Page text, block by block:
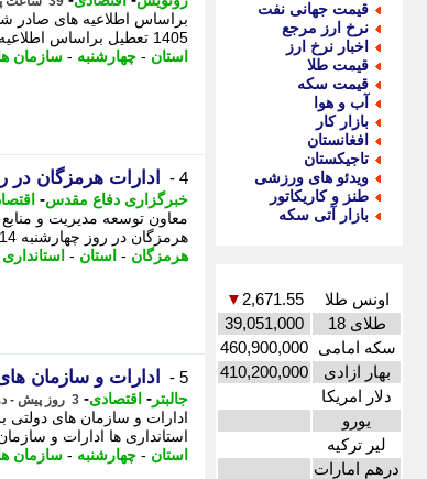
قیمت جهانی نفت
نرخ ارز مرجع
اخبار نرخ ارز
قیمت طلا
قیمت سکه
آب و هوا
بازار کار
افغانستان
تاجیکستان
ویدئو های ورزشی
طنز و کاریکاتور
بازار آتی سکه
اونس طلا 2,671.55
▼
طلای 18
39,051,000
سکه امامی 460,900,000
بهار ازادی
410,200,000
دلار امریکا
یورو
لیر ترکیه
درهم امارات
1405 تعطیل براساس اطلاعیه های صادر شده از سوی استانداری ها ادارات و سازمان ...
استان - چهارشنبه - سازمان
4 - ادارات هرمزگان در روز
خبرگزاری دفاع مقدس-
معاون توسعه مدیریت و
هرمزگان در روز چهارشنبه 14 مردادماه خبر داد. - به گزارش دفاع پرس از هرمزگان، ...
هرمزگان - استان -
5 - ادارات و سازمان های
جالبتر - اقتصادی- 3 روز پیش - دوشنبه 12 مرداد 1405، 13:27
استانداری ها ادارات و سازمان های
استان - چهارشنبه - سازمان